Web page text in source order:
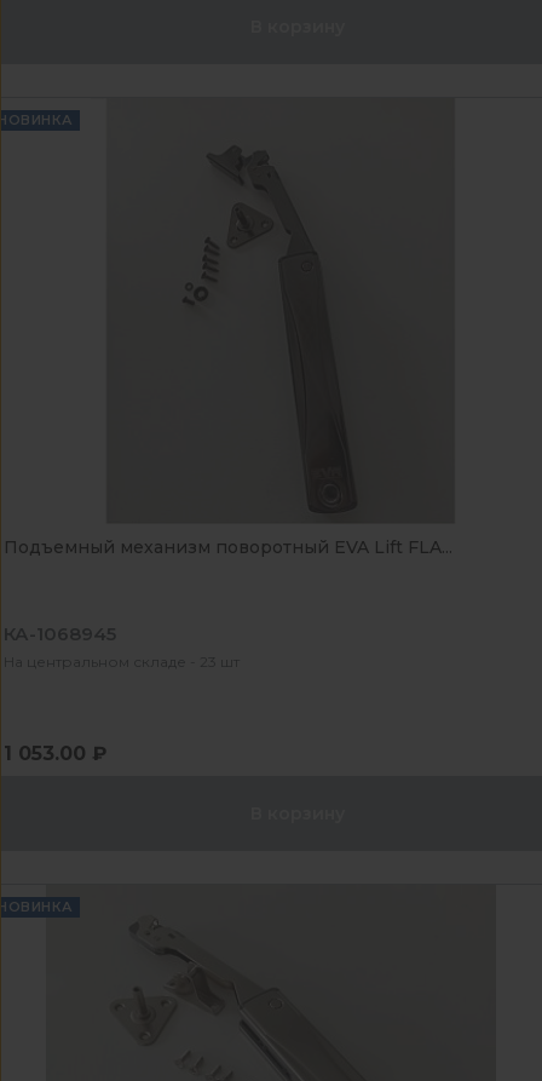
Подъемный механизм поворотный EVA Lift FLA...
КА-1068945
На центральном складе - 23 шт
1 053.00 ₽